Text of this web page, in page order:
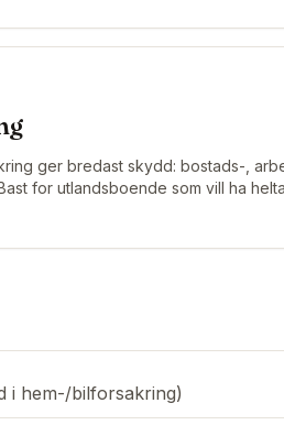
ger bredast skydd: bostads-,
for utlandsboende som vill ha
i hem-/bilforsakring)